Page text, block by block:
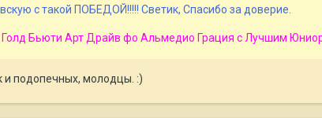
с такой ПОБЕДОЙ!!!!! Светик, Спасибо за доверие.
Бьюти Арт Драйв фо Альмедио Грация с Лучшим
и подопечных, молодцы. :)